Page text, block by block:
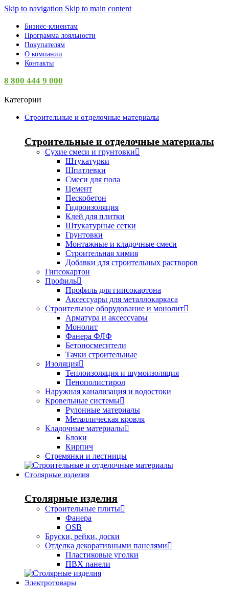
Skip to navigation Skip to main content
Бизнес-клиентам
Программа лояльности
Покупателям
О компании
Контакты
8 800 444 9 000
Категории
Строительные и отделочные материалы
Строительные и отделочные материалы
Сухие смеси и грунтовки
Штукатурки
Шпатлевки
Смеси для пола
Цемент
Пескобетон
Гидроизоляция
Клей для плитки
Штукатурные сетки
Грунтовки
Монтажные и кладочные смеси
Строительная химия
Добавки для строительных растворов
Гипсокартон
Профиль
Профиль для гипсокартона
Аксессуары для металлокаркаса
Строительное оборудование и монолит
Арматура и аксессуары
Монолит
Фанера ФЛФ
Бетоносмесители
Тачки строительные
Изоляция
Теплоизоляция и шумоизоляция
Пенополистирол
Наружная канализация и водостоки
Кровельные системы
Рулонные материалы
Металлическая кровля
Кладочные материалы
Блоки
Кирпич
Стремянки и лестницы
Столярные изделия
Столярные изделия
Строительные плиты
Фанера
OSB
Бруски, рейки, доски
Отделка декоративными панелями
Пластиковые уголки
ПВХ панели
Электротовары